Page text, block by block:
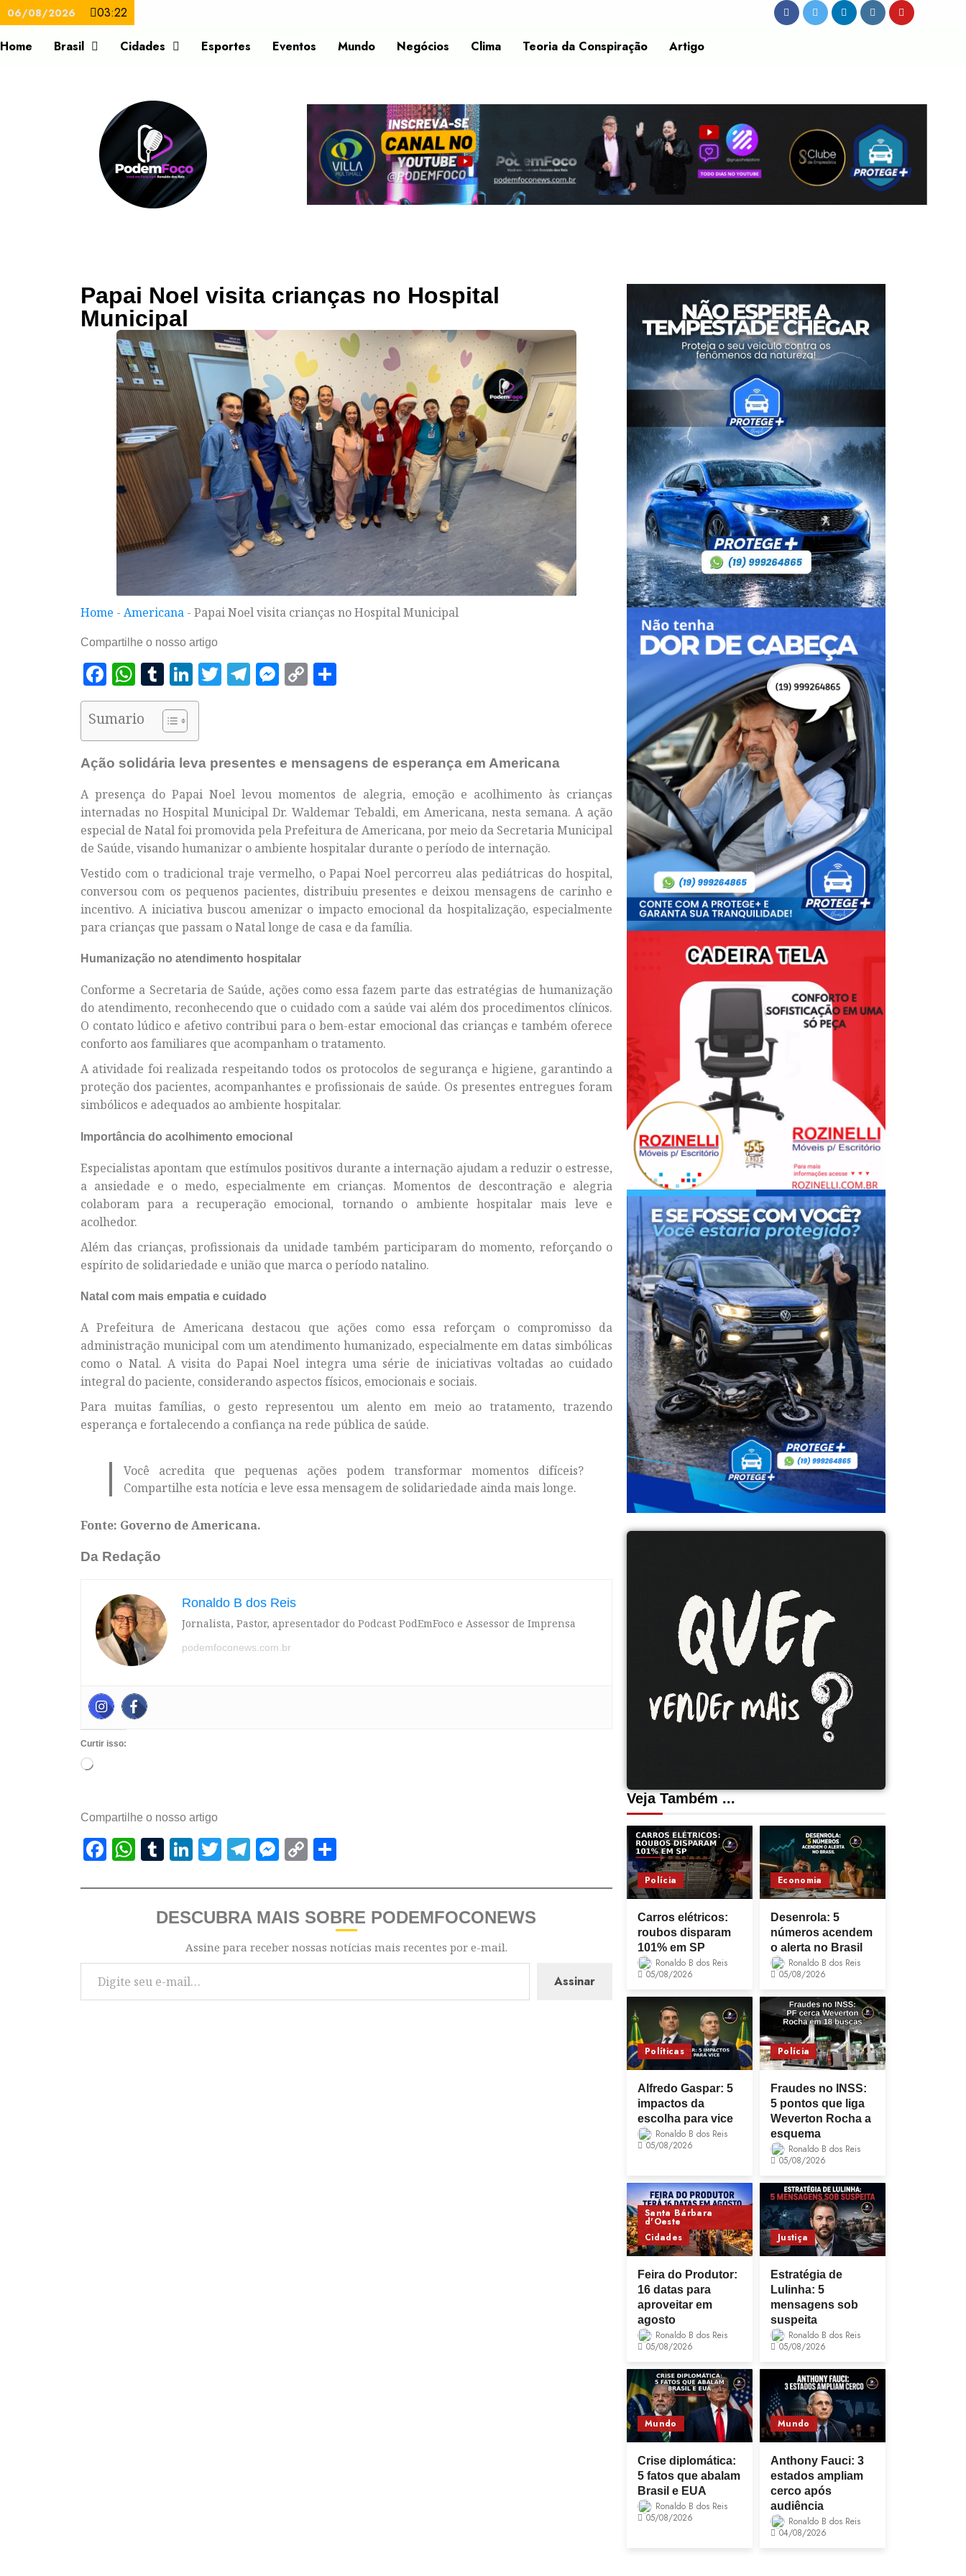
06/08/2026 03:22
Home Brasil Cidades Esportes Eventos Mundo Negócios Clima Teoria da Conspiração Artigo
Papai Noel visita crianças no Hospital
Municipal
Home - Americana - Papai Noel visita crianças no Hospital Municipal
Compartilhe o nosso artigo
Facebook
WhatsApp
Tumblr
LinkedIn
TwitterTelegram
Messenger
Copy
Sumario
Ação solidária leva presentes e mensagens de esperança em Americana
A presença do Papai Noel levou momentos de alegria, emoção e acolhimento às crianças
internadas no Hospital Municipal Dr. Waldemar Tebaldi, em Americana, nesta semana. A ação
especial de Natal foi promovida pela Prefeitura de Americana, por meio da Secretaria Municipal
de Saúde, visando humanizar o ambiente hospitalar durante o período de internação.
Vestido com o tradicional traje vermelho, o Papai Noel percorreu alas pediátricas do hospital,
conversou com os pequenos pacientes, distribuiu presentes e deixou mensagens de carinho e
incentivo. A iniciativa buscou amenizar o impacto emocional da hospitalização, especialmente
para crianças que passam o Natal longe de casa e da família.
Humanização no atendimento hospitalar
Conforme a Secretaria de Saúde, ações como essa fazem parte das estratégias de humanização
do atendimento, reconhecendo que o cuidado com a saúde vai além dos procedimentos clínicos.
O contato lúdico e afetivo contribui para o bem-estar emocional das crianças e também oferece
conforto aos familiares que acompanham o tratamento.
A atividade foi realizada respeitando todos os protocolos de segurança e higiene, garantindo a
proteção dos pacientes, acompanhantes e profissionais de saúde. Os presentes entregues foram
simbólicos e adequados ao ambiente hospitalar.
Importância do acolhimento emocional
Especialistas apontam que estímulos positivos durante a internação ajudam a reduzir o estresse,
a ansiedade e o medo, especialmente em crianças. Momentos de descontração e alegria
colaboram para a recuperação emocional, tornando o ambiente hospitalar mais leve e
acolhedor.
Além das crianças, profissionais da unidade também participaram do momento, reforçando o
espírito de solidariedade e união que marca o período natalino.
Natal com mais empatia e cuidado
A Prefeitura de Americana destacou que ações como essa reforçam o compromisso da
administração municipal com um atendimento humanizado, especialmente em datas simbólicas
como o Natal. A visita do Papai Noel integra uma série de iniciativas voltadas ao cuidado
integral do paciente, considerando aspectos físicos, emocionais e sociais.
Para muitas famílias, o gesto representou um alento em meio ao tratamento, trazendo
esperança e fortalecendo a confiança na rede pública de saúde.
Você acredita que pequenas ações podem transformar momentos difíceis?
Compartilhe esta notícia e leve essa mensagem de solidariedade ainda mais longe.
Fonte: Governo de Americana.
Da Redação
Ronaldo B dos Reis
Jornalista, Pastor, apresentador do Podcast PodEmFoco e Assessor de Imprensa
podemfoconews.com.br
Curtir isso:
Compartilhe o nosso artigo
Facebook
WhatsApp
Tumblr
LinkedIn
TwitterTelegram
Messenger
Copy
DESCUBRA MAIS SOBRE PODEMFOCONEWS
Assine para receber nossas notícias mais recentes por e-mail.
Assinar
Veja Também ...
Polícia
Carros elétricos:
roubos disparam
101% em SP
Ronaldo B dos Reis
05/08/2026
Economia
Desenrola: 5
números acendem
o alerta no Brasil
Ronaldo B dos Reis
05/08/2026
Políticas
Alfredo Gaspar: 5
impactos da
escolha para vice
Ronaldo B dos Reis
05/08/2026
Polícia
Fraudes no INSS:
5 pontos que liga
Weverton Rocha a
esquema
Ronaldo B dos Reis
05/08/2026
Santa Bárbara
d'Oeste
Cidades
Feira do Produtor:
16 datas para
aproveitar em
agosto
Ronaldo B dos Reis
05/08/2026
Justiça
Estratégia de
Lulinha: 5
mensagens sob
suspeita
Ronaldo B dos Reis
05/08/2026
Mundo
Crise diplomática:
5 fatos que abalam
Brasil e EUA
Ronaldo B dos Reis
05/08/2026
Mundo
Anthony Fauci: 3
estados ampliam
cerco após
audiência
Ronaldo B dos Reis
04/08/2026